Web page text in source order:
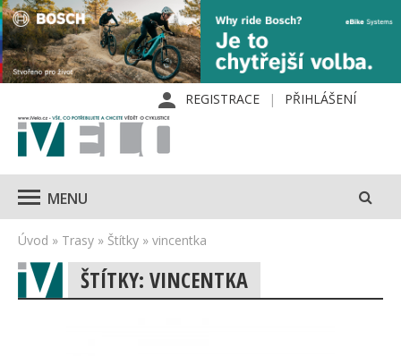
REGISTRACE PŘIHLÁŠENÍ
MENU
Úvod » Trasy » Štítky » vincentka
ŠTÍTKY: VINCENTKA